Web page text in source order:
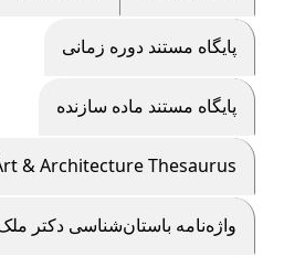
پایگاه مستند دوره زمانی
پایگاه مستند ماده سازنده
& Architecture Thesaurus
واژه‌نامه باستان‌شناسی دکتر